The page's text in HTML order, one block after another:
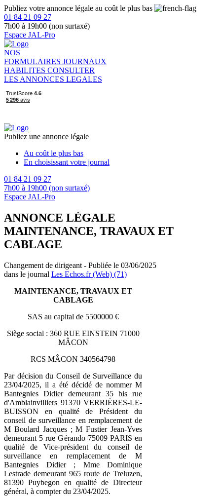
Publiez votre annonce légale au coût le plus bas
01 84 21 09 27
7h00 à 19h00 (non surtaxé)
Espace JAL-Pro
NOS
FORMULAIRES JOURNAUX
HABILITES CONSULTER
LES ANNONCES LEGALES
Publiez une annonce légale
Au coût le plus bas
En choisissant votre journal
01 84 21 09 27
7h00 à 19h00 (non surtaxé)
Espace JAL-Pro
ANNONCE LÉGALE
MAINTENANCE, TRAVAUX ET
CABLAGE
Changement de dirigeant - Publiée le 03/06/2025
dans le journal Les Echos.fr (Web) (71)
MAINTENANCE, TRAVAUX ET
CABLAGE
SAS au capital de 5500000 €
Siège social : 360 RUE EINSTEIN 71000
MÂCON
RCS MÂCON 340564798
Par décision du Conseil de Surveillance du
23/04/2025, il a été décidé de nommer M
Bantegnies Didier demeurant 35 bis rue
d'Amblainvilliers 91370 VERRIÈRES-LE-
BUISSON en qualité de Président du
conseil de surveillance en remplacement de
M Boulard Jacques ; M Fustier Jean-Yves
demeurant 5 rue Gérando 75009 PARIS en
qualité de Vice-président du conseil de
surveillance en remplacement de M
Bantegnies Didier ; Mme Dominique
Lestrade demeurant 965 route de Treluzen,
81390 Puybegon en qualité de Directeur
général, à compter du 23/04/2025.